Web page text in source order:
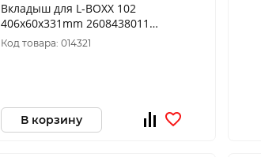
Вкладыш для L-BOXX 102
406x60x331mm 2608438011
Bosch
Код товара: 014321
В корзину